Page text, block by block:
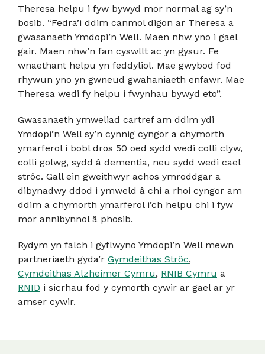
Theresa helpu i fyw bywyd mor normal ag sy’n
bosib. “Fedra’i ddim canmol digon ar Theresa a
gwasanaeth Ymdopi’n Well. Maen nhw yno i gael
gair. Maen nhw’n fan cyswllt ac yn gysur. Fe
wnaethant helpu yn feddyliol. Mae gwybod fod
rhywun yno yn gwneud gwahaniaeth enfawr. Mae
Theresa wedi fy helpu i fwynhau bywyd eto”.
Gwasanaeth ymweliad cartref am ddim ydi
Ymdopi’n Well sy’n cynnig cyngor a chymorth
ymarferol i bobl dros 50 oed sydd wedi colli clyw,
colli golwg, sydd â dementia, neu sydd wedi cael
strôc. Gall ein gweithwyr achos ymroddgar a
dibynadwy ddod i ymweld â chi a rhoi cyngor am
ddim a chymorth ymarferol i’ch helpu chi i fyw
mor annibynnol â phosib.
Rydym yn falch i gyflwyno Ymdopi’n Well mewn
partneriaeth gyda’r Gymdeithas Strôc,
Cymdeithas Alzheimer Cymru, RNIB Cymru a
RNID i sicrhau fod y cymorth cywir ar gael ar yr
amser cywir.